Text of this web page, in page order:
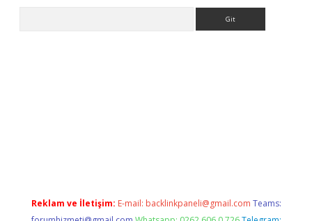
Reklam ve İletişim: E-mail: backlinkpaneli@gmail.com Teams: